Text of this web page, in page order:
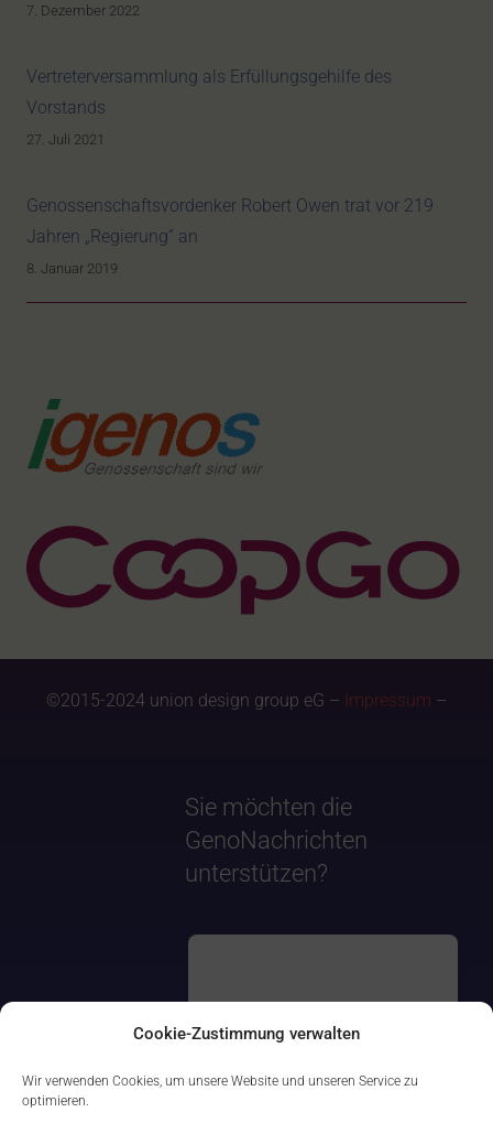
Cookie-Zustimmung verwalten
Wir verwenden Cookies, um unsere Website und unseren Service zu
optimieren.
7. Dezember 2022
Vertreterversammlung als Erfüllungsgehilfe des
Vorstands
27. Juli 2021
Genossenschaftsvordenker Robert Owen trat vor 219
Jahren „Regierung“ an
8. Januar 2019
©2015-2024 union design group eG – Impressum –
Sie möchten die
GenoNachrichten
unterstützen?